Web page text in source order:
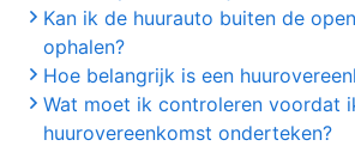
Kan ik de huurauto buiten de
ophalen?
Hoe belangrijk is een
Wat moet ik controleren voordat
huurovereenkomst onderteken?